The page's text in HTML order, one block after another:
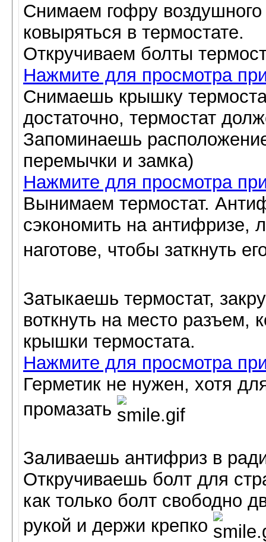
Снимаем гофру
ковыряться в термостате.
Откручиваем болты
Нажмите для просмотра
Снимаешь крышку
достаточно, термостат
Запоминаешь
перемычки и замка)
Нажмите для просмотра
Вынимаем термостат.
сэкономить на антифризе,
наготове, чтобы заткнуть
Затыкаешь термостат,
воткнуть на место разъем,
крышки термостата.
Нажмите для просмотра
Герметик не нужен, хотя
промазать
Заливаешь антифриз в
Откручиваешь болт для
как только болт свободно
рукой и держи крепко